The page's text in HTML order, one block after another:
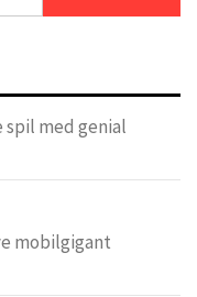
spil med genial
mobilgigant